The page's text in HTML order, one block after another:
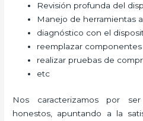
Revisión profunda del
Manejo de herramientas
diagnóstico con el
reemplazar componentes
realizar pruebas de
etc
Nos caracterizamos por
honestos, apuntando a la